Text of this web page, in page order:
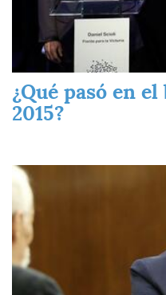
¿Qué pasó en
2015?
Imagen